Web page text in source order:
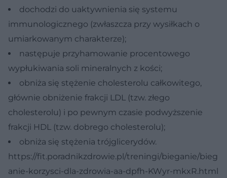
dochodzi do uaktywnienia się systemu
immunologicznego (zwłaszcza przy wysiłkach o
umiarkowanym charakterze);
następuje przyhamowanie procentowego
wypłukiwania soli mineralnych z kości;
obniża się stężenie cholesterolu całkowitego,
głównie obniżenie frakcji LDL (tzw. złego
cholesterolu) i po pewnym czasie podwyższenie
frakcji HDL (tzw. dobrego cholesterolu);
obniża się stężenia trójglicerydów.
https://fit.poradnikzdrowie.pl/treningi/bieganie/bieg
anie-korzysci-dla-zdrowia-aa-dpfh-KWyr-mkxR.html